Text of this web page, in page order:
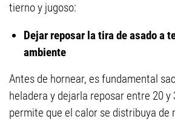
tierno y jugoso:
Dejar reposar la tira de asado a
ambiente
Antes de hornear, es fundamental
heladera y dejarla reposar entre 20 y
permite que el calor se distribuya de